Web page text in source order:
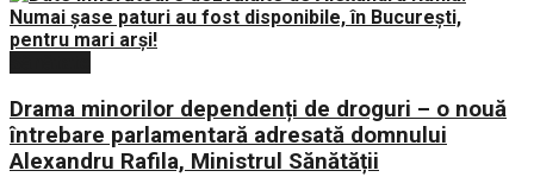
Drama minorilor dependenți de droguri – o nouă
întrebare parlamentară adresată domnului
Alexandru Rafila, Ministrul Sănătății